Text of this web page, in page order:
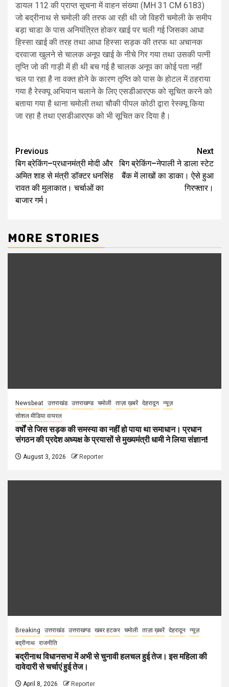
डायल 112 की प्राप्त सूचना में वाहन संख्या (MH 31 CM 6183)
जो बद्रीनाथ से चमोली की तरफ आ रही थी जो विहरी चमोली के समीप
बड़ा चाडा के पास अनियंत्रित होकर खाई पर चली गई जिसका आधा
हिस्सा खाई की तरह तथा आधा हिस्सा सड़क की तरफ था अचानक
दरवाजा खुलने से चालक अनूप खाई के नीचे गिर गया तथा उसकी पत्नी
तृप्ति जो की गाड़ी में ही थी बच गई है चालक अनूप का कोई पता नहीं
चल पा रहा है ना वक्त होने के कारण तृप्ति को पास के होटल में ठहराया
गया है रेस्क्यू अभियान चलाने के लिए एसडीआरएफ को सूचित करने को
बताया गया है थाना चमोली तथा चौकी पीपल कोठी द्वारा रेस्क्यू किया
जा रहा है तथा एसडीआरएफ को भी सूचित कर दिया है।
Post
navigation
Previous
बिग ब्रेकिंग–प्रधानमंत्री मोदी और
अमित शाह से मंत्री डॉक्टर धनसिंह
रावत की मुलाकात। चर्चाओं का
बाजार गर्म।
Next
बिग ब्रेकिंग–नेपाली ने डाला स्टेट
बैंक में लाखों का डाका। ऐसे हुआ
गिरफ्तार।
MORE STORIES
Newsbeat उत्तराखंड उत्तराखण्ड चमोली ताज़ा ख़बरें देहरादून न्यूज़
सोशल मीडिया वायरल
वर्षों से जिस सड़क की समस्या का नहीं हो पाया था समाधान। प्रधान
संगठन की प्रदेश अध्यक्ष के प्रयासों से मुख्यमंत्री धामी ने लिया संज्ञान!
August 3, 2026 Reporter
Breaking उत्तराखंड उत्तराखण्ड खबर हटकर चमोली ताज़ा ख़बरें देहरादून न्यूज़
बद्रीनाथ राजनीति
बद्रीनाथ विधानसभा में अभी से चुनावी हलचल हुई तेज। इस महिला की
दावेदारी से चर्चाएं हुई तेज।
April 8, 2026 Reporter